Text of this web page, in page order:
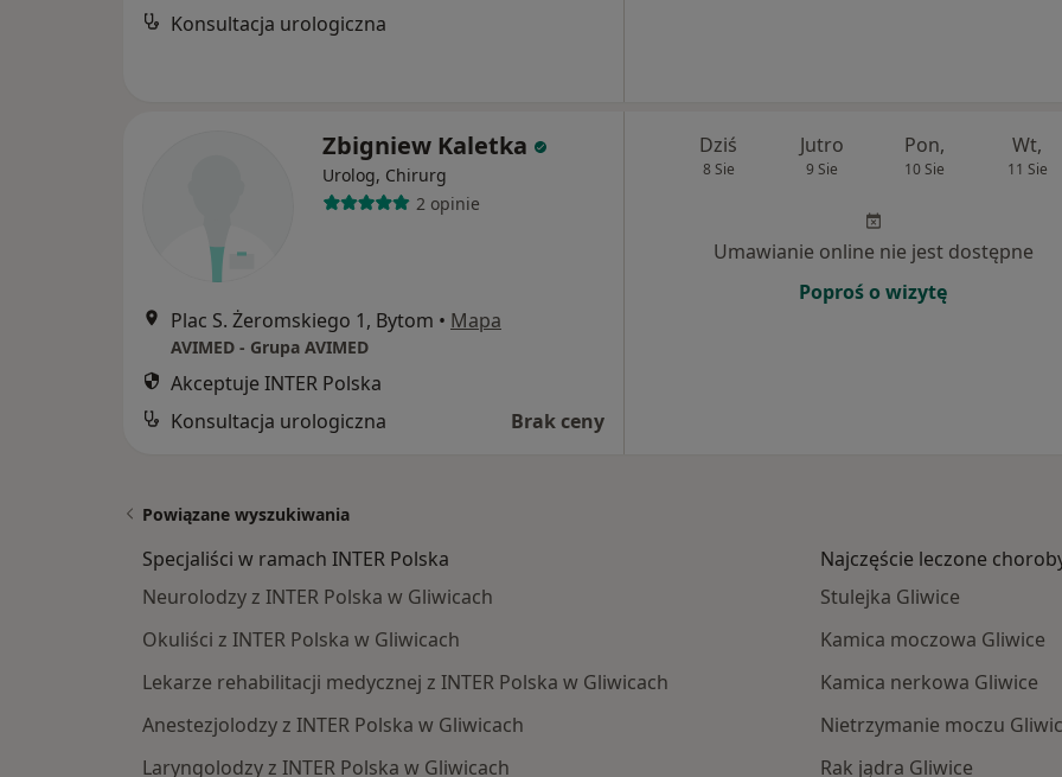
Konsultacja urologiczna
Zbigniew Kaletka
Urolog, Chirurg
2 opinie
Plac S. Żeromskiego 1, Bytom • Mapa
AVIMED - Grupa AVIMED
Akceptuje INTER Polska
Konsultacja urologiczna
Brak ceny
Dziś
8 Sie
Jutro
9 Sie
Pon,
10 Sie
Wt,
11 Sie
Umawianie online nie jest dostępne
Poproś o wizytę
Powiązane wyszukiwania
Specjaliści w ramach INTER Polska
Neurolodzy z INTER Polska w Gliwicach
Okuliści z INTER Polska w Gliwicach
Lekarze rehabilitacji medycznej z INTER Polska w Gliwicach
Anestezjolodzy z INTER Polska w Gliwicach
Laryngolodzy z INTER Polska w Gliwicach
Najczęście leczone
Stulejka Gliwice
Kamica moczowa Gliwice
Kamica nerkowa Gliwice
Nietrzymanie moczu
Rak jądra Gliwice